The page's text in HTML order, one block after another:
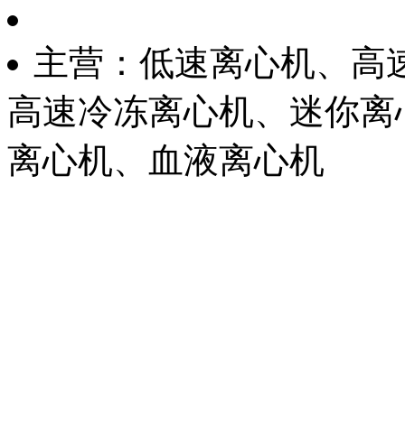
主营：低速离心机、高
高速冷冻离心机、迷你
离心机、血液离心机